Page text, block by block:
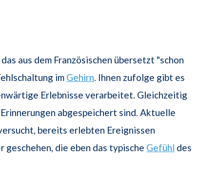
aus dem Französischen übersetzt "schon
im Gehirn. Ihnen zufolge gibt es
Erlebnisse verarbeitet. Gleichzeitig
abgespeichert sind. Aktuelle
bereits erlebten Ereignissen
geschehen, die eben das typische Gefühl des